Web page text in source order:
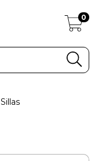
0
Sillas